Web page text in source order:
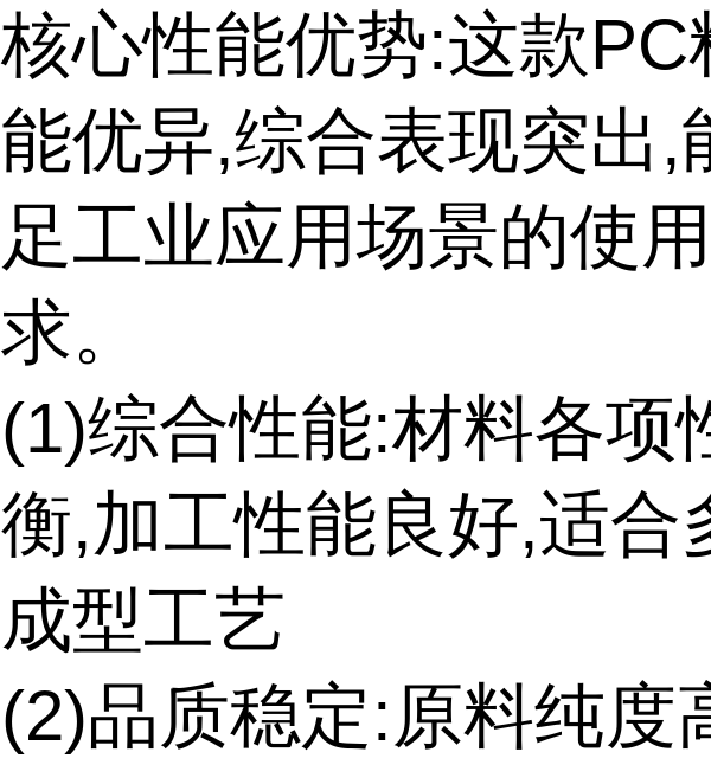
核心性能优势:这款PC
能优异,综合表现突出,
足工业应用场景的使
求。
(1)综合性能:材料各项
衡,加工性能良好,适合
成型工艺
(2)品质稳定:原料纯度